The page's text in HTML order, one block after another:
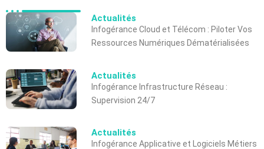
Actualités
Infogérance Cloud et Télécom : Piloter Vos
Ressources Numériques Dématérialisées
Actualités
Infogérance Infrastructure Réseau :
Supervision 24/7
Actualités
Infogérance Applicative et Logiciels Métiers